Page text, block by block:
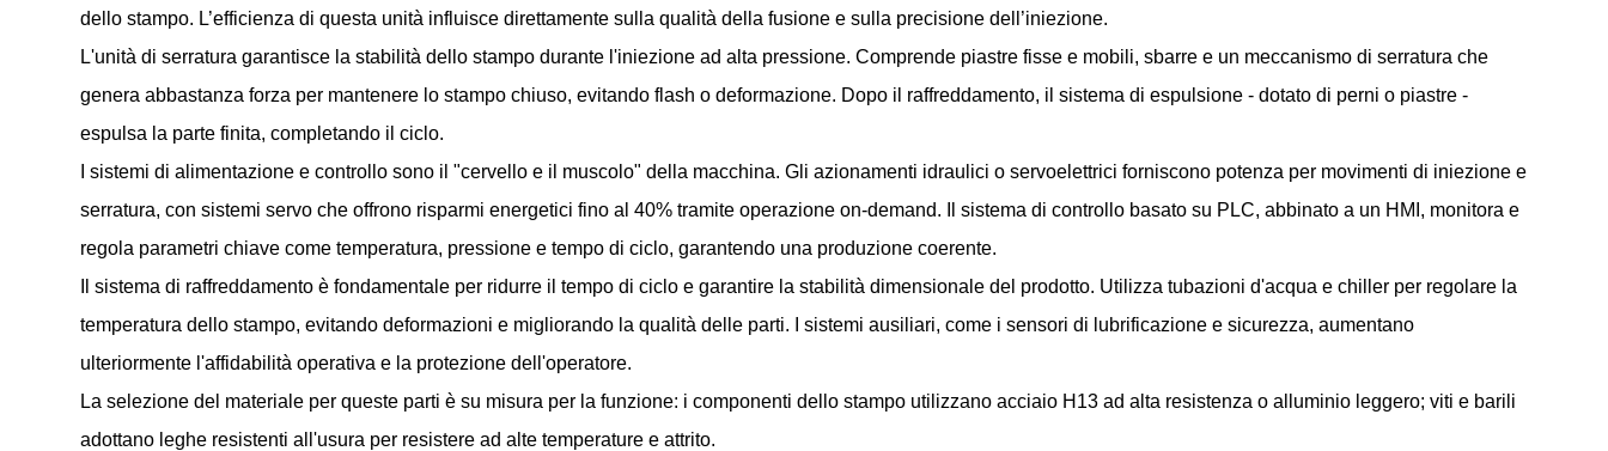
dello stampo. L’efficienza di questa unità influisce direttamente sulla qualità della fusione e sulla precisione dell’iniezione.
L'unità di serratura garantisce la stabilità dello stampo durante l'iniezione ad alta pressione. Comprende piastre fisse e mobili, sbarre e un meccanismo di serratura che
genera abbastanza forza per mantenere lo stampo chiuso, evitando flash o deformazione. Dopo il raffreddamento, il sistema di espulsione - dotato di perni o piastre -
espulsa la parte finita, completando il ciclo.
I sistemi di alimentazione e controllo sono il "cervello e il muscolo" della macchina. Gli azionamenti idraulici o servoelettrici forniscono potenza per movimenti di iniezione e
serratura, con sistemi servo che offrono risparmi energetici fino al 40% tramite operazione on-demand. Il sistema di controllo basato su PLC, abbinato a un HMI, monitora e
regola parametri chiave come temperatura, pressione e tempo di ciclo, garantendo una produzione coerente.
Il sistema di raffreddamento è fondamentale per ridurre il tempo di ciclo e garantire la stabilità dimensionale del prodotto. Utilizza tubazioni d'acqua e chiller per regolare la
temperatura dello stampo, evitando deformazioni e migliorando la qualità delle parti. I sistemi ausiliari, come i sensori di lubrificazione e sicurezza, aumentano
ulteriormente l'affidabilità operativa e la protezione dell'operatore.
La selezione del materiale per queste parti è su misura per la funzione: i componenti dello stampo utilizzano acciaio H13 ad alta resistenza o alluminio leggero; viti e barili
adottano leghe resistenti all'usura per resistere ad alte temperature e attrito.